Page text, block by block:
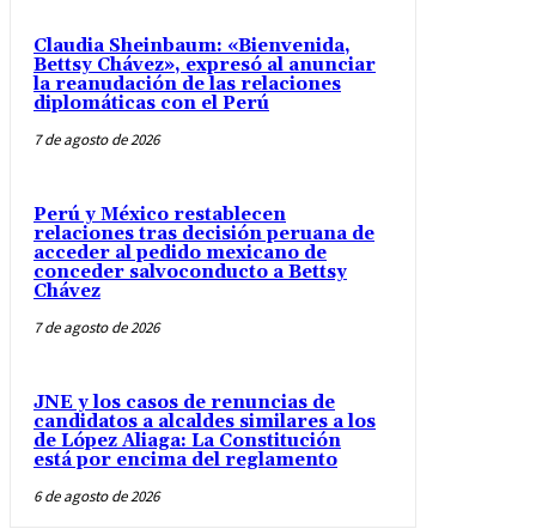
Claudia Sheinbaum: «Bienvenida,
Bettsy Chávez», expresó al anunciar
la reanudación de las relaciones
diplomáticas con el Perú
7 de agosto de 2026
Perú y México restablecen
relaciones tras decisión peruana de
acceder al pedido mexicano de
conceder salvoconducto a Bettsy
Chávez
7 de agosto de 2026
JNE y los casos de renuncias de
candidatos a alcaldes similares a los
de López Aliaga: La Constitución
está por encima del reglamento
6 de agosto de 2026